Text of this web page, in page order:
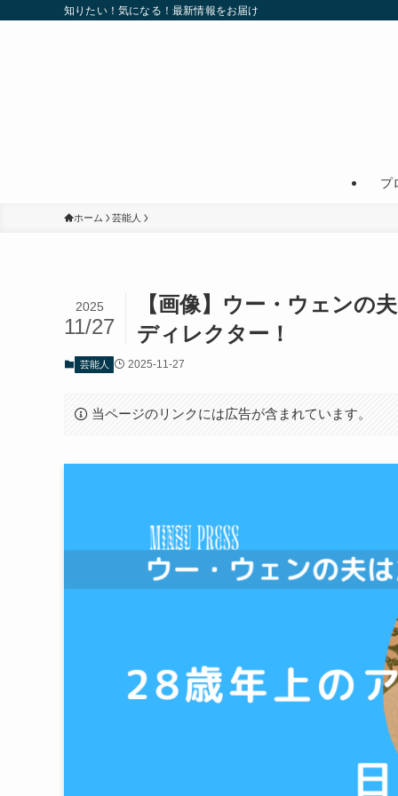
知りたい！気になる！最新情報をお届け
プ
ホーム 芸能人
【画像】ウー・ウェンの
ディレクター！
2025
11/27
芸能人 2025-11-27
当ページのリンクには広告が含まれています。